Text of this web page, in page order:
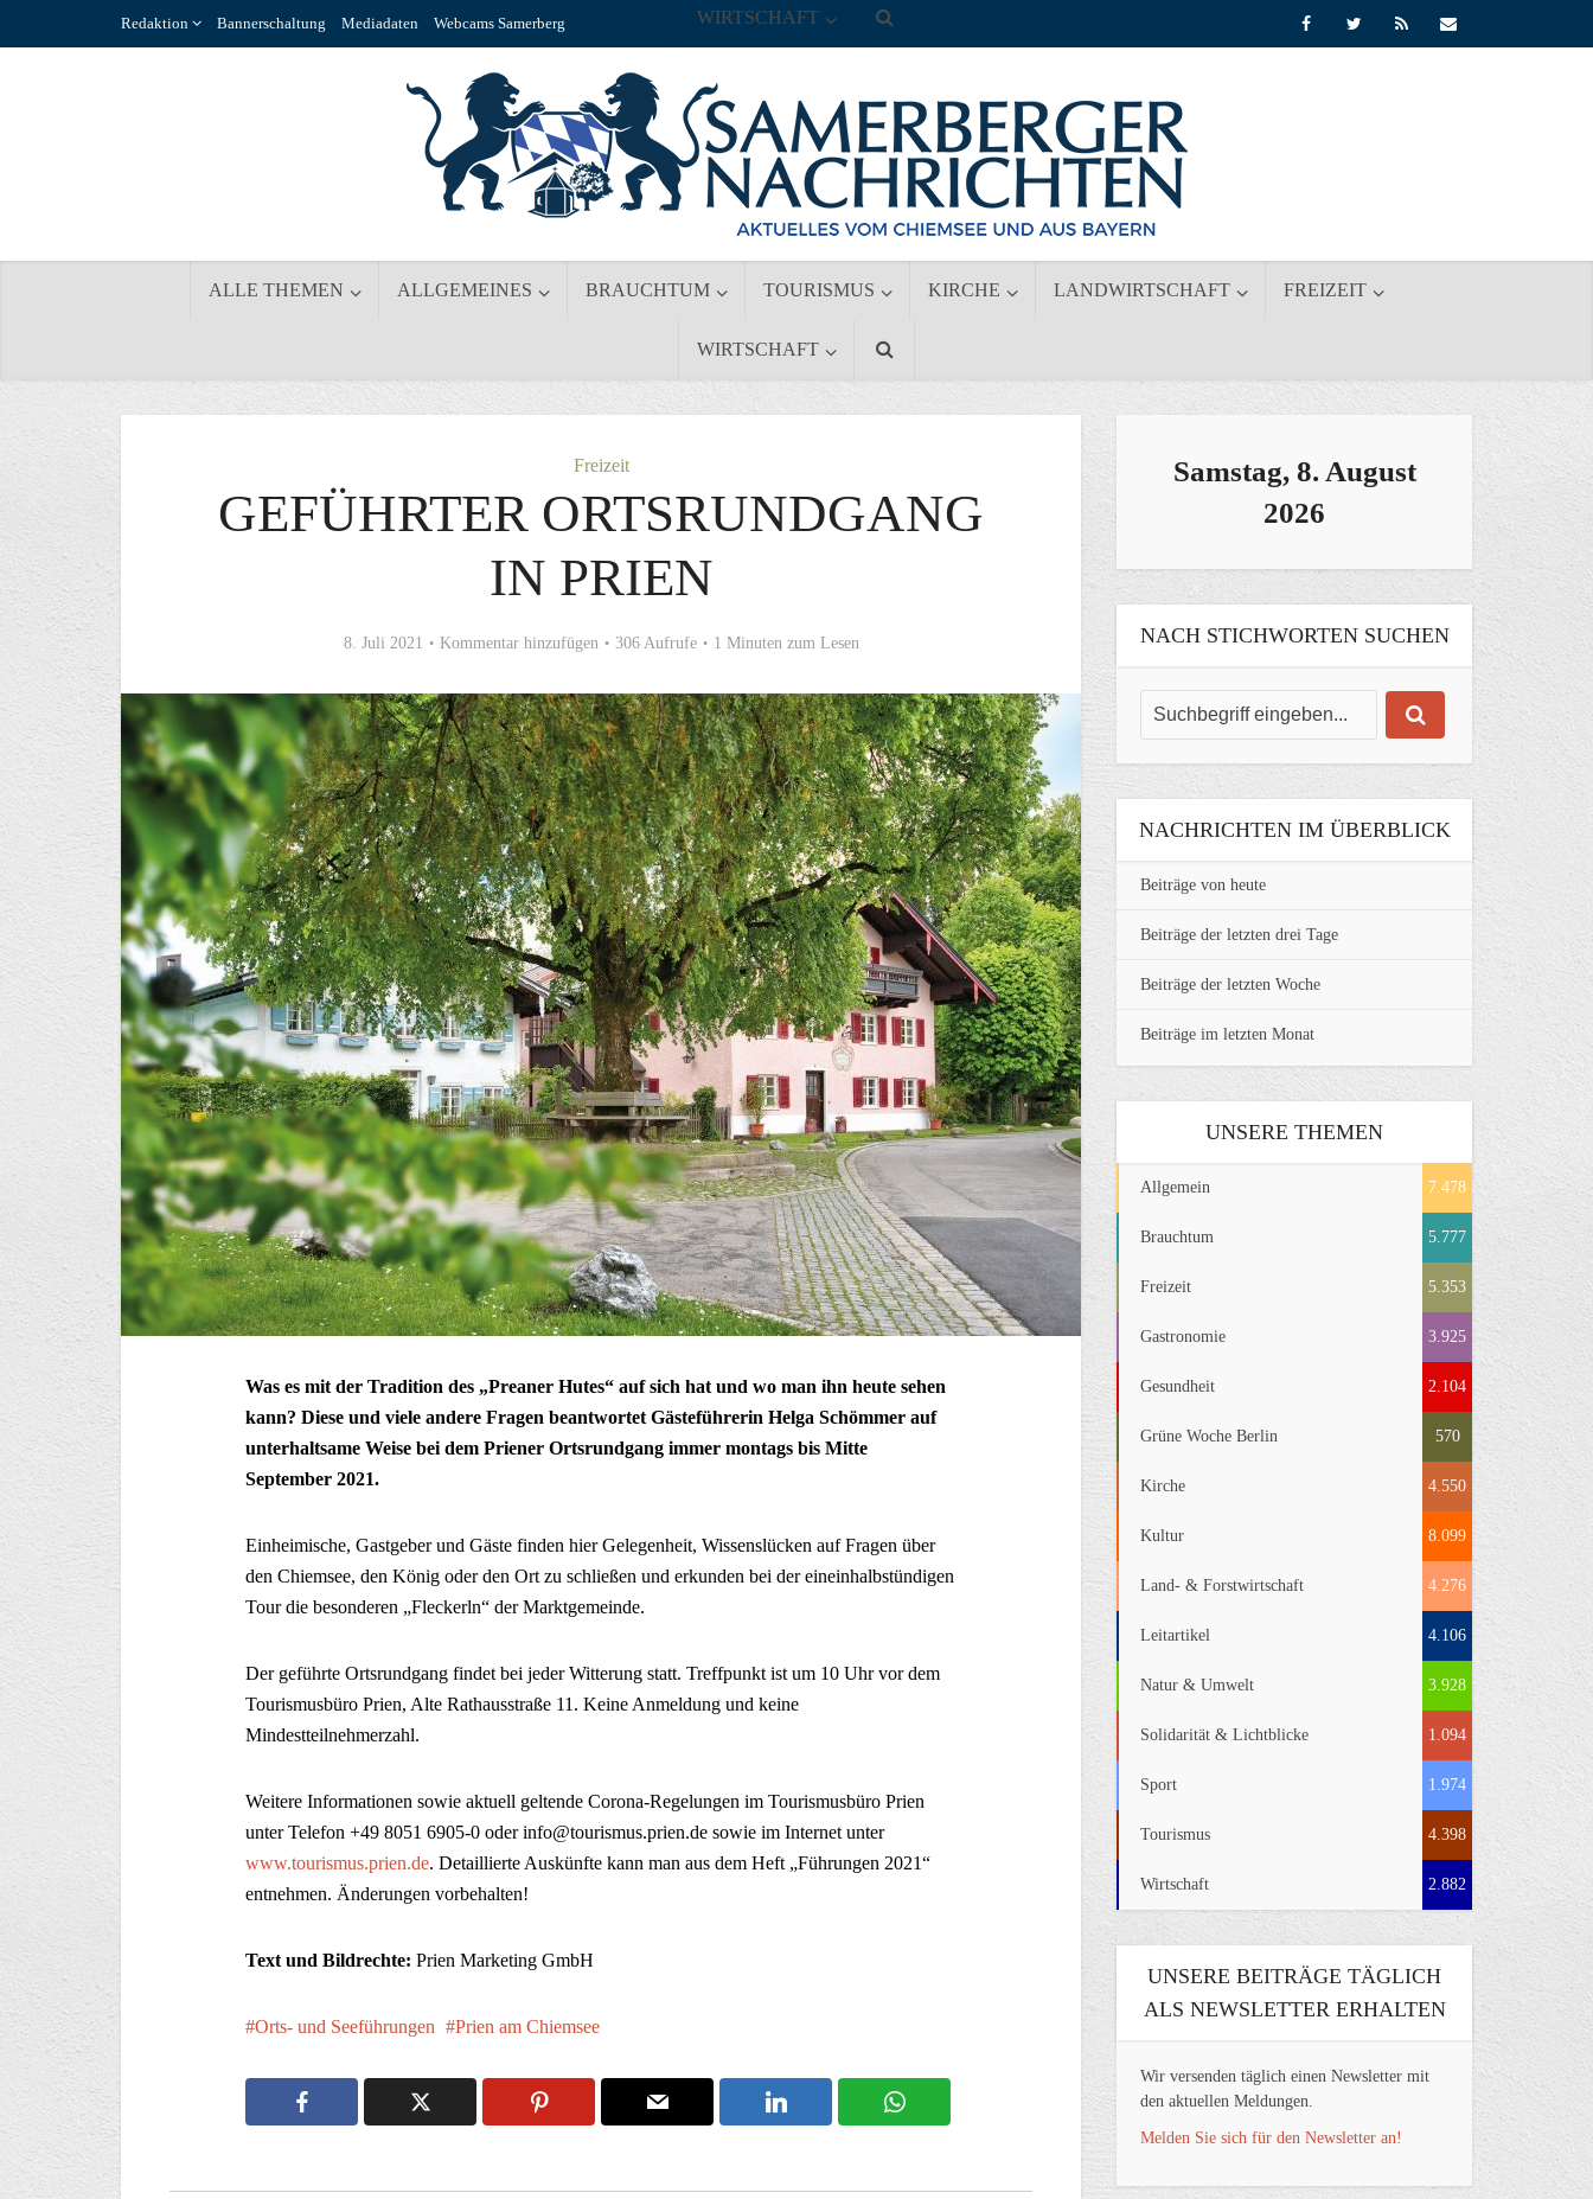
Redaktion Bannerschaltung Mediadaten Webcams Samerberg
ALLE THEMEN ALLGEMEINES BRAUCHTUM TOURISMUS KIRCHE LANDWIRTSCHAFT FREIZEIT
WIRTSCHAFT
WIRTSCHAFT
Freizeit
GEFÜHRTER ORTSRUNDGANG
IN PRIEN
8. Juli 2021 Kommentar hinzufügen 306 Aufrufe 1 Minuten zum Lesen
Was es mit der Tradition des „Preaner Hutes“ auf sich hat und wo man ihn heute sehen
kann? Diese und viele andere Fragen beantwortet Gästeführerin Helga Schömmer auf
unterhaltsame Weise bei dem Priener Ortsrundgang immer montags bis Mitte
September 2021.
Einheimische, Gastgeber und Gäste finden hier Gelegenheit, Wissenslücken auf Fragen über
den Chiemsee, den König oder den Ort zu schließen und erkunden bei der eineinhalbstündigen
Tour die besonderen „Fleckerln“ der Marktgemeinde.
Der geführte Ortsrundgang findet bei jeder Witterung statt. Treffpunkt ist um 10 Uhr vor dem
Tourismusbüro Prien, Alte Rathausstraße 11. Keine Anmeldung und keine
Mindestteilnehmerzahl.
Weitere Informationen sowie aktuell geltende Corona-Regelungen im Tourismusbüro Prien
unter Telefon +49 8051 6905-0 oder info@tourismus.prien.de sowie im Internet unter
www.tourismus.prien.de. Detaillierte Auskünfte kann man aus dem Heft „Führungen 2021“
entnehmen. Änderungen vorbehalten!
Text und Bildrechte: Prien Marketing GmbH
Orts- und Seeführungen Prien am Chiemsee
Samstag, 8. August
2026
NACH STICHWORTEN SUCHEN
NACHRICHTEN IM ÜBERBLICK
Beiträge von heute
Beiträge der letzten drei Tage
Beiträge der letzten Woche
Beiträge im letzten Monat
UNSERE THEMEN
Allgemein 7.478
Brauchtum 5.777
Freizeit 5.353
Gastronomie 3.925
Gesundheit 2.104
Grüne Woche Berlin 570
Kirche 4.550
Kultur 8.099
Land- & Forstwirtschaft 4.276
Leitartikel 4.106
Natur & Umwelt 3.928
Solidarität & Lichtblicke 1.094
Sport 1.974
Tourismus 4.398
Wirtschaft 2.882
UNSERE BEITRÄGE TÄGLICH
ALS NEWSLETTER ERHALTEN
Wir versenden täglich einen Newsletter mit
den aktuellen Meldungen.
Melden Sie sich für den Newsletter an!